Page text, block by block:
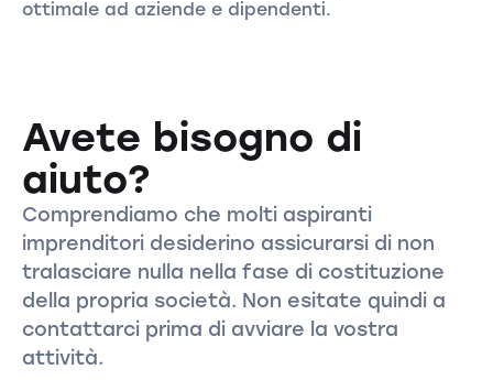
ottimale ad aziende e dipendenti.
Avete bisogno di
aiuto?
Comprendiamo che molti aspiranti
imprenditori desiderino assicurarsi di non
tralasciare nulla nella fase di costituzione
della propria società. Non esitate quindi a
contattarci prima di avviare la vostra
attività.